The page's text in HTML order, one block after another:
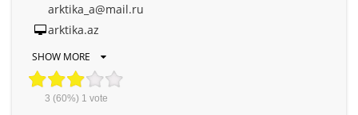
arktika_a@mail.ru
arktika.az
SHOW MORE
3 (60%) 1 vote